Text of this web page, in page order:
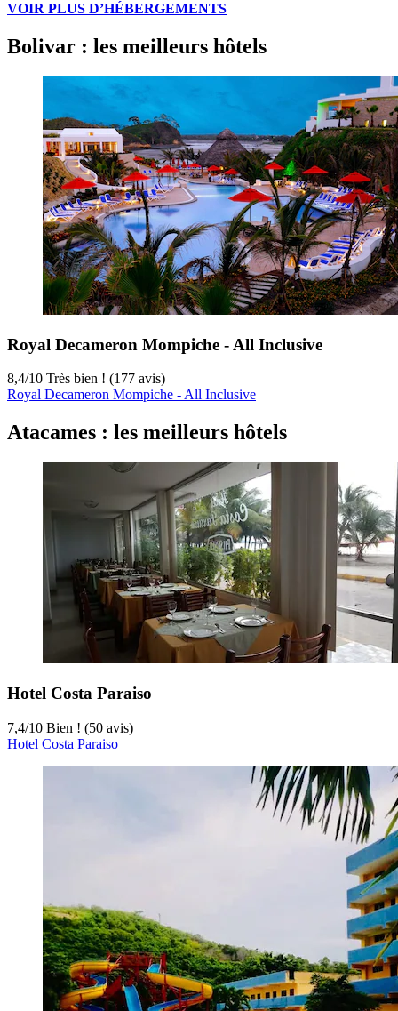
VOIR PLUS D’HÉBERGEMENTS
Bolivar : les meilleurs hôtels
Royal Decameron Mompiche - All Inclusive
8,4/10 Très bien ! (177 avis)
Royal Decameron Mompiche - All Inclusive
Atacames : les meilleurs hôtels
Hotel Costa Paraiso
7,4/10 Bien ! (50 avis)
Hotel Costa Paraiso